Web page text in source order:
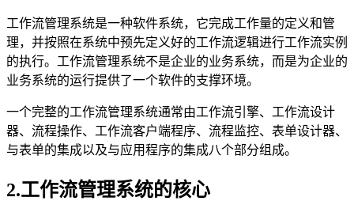
工作流管理系统是一种软件系统，它完成工作量的定义和管
理，并按照在系统中预先定义好的工作流逻辑进行工作流实例
的执行。工作流管理系统不是企业的业务系统，而是为企业的
业务系统的运行提供了一个软件的支撑环境。
一个完整的工作流管理系统通常由工作流引擎、工作流设计
器、流程操作、工作流客户端程序、流程监控、表单设计器、
与表单的集成以及与应用程序的集成八个部分组成。
2.工作流管理系统的核心